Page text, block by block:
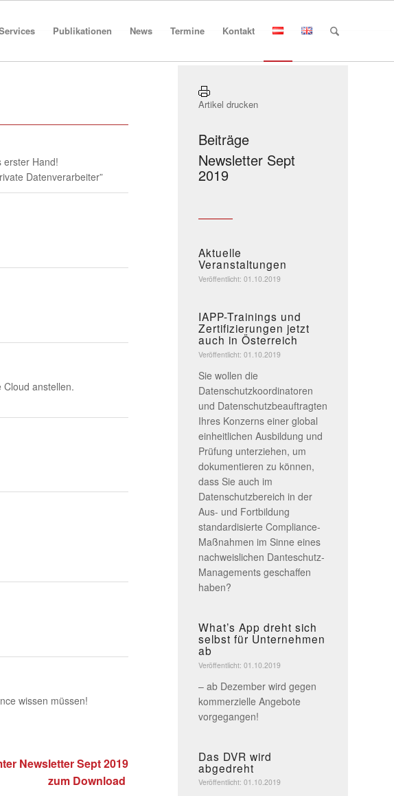
Publikationen News Termine Kontakt
erster Hand!
Datenverarbeiter”
anstellen.
wissen müssen!
Newsletter Sept 2019
zum Download
Artikel drucken
Beiträge
Newsletter Sept
2019
Aktuelle
Veranstaltungen
Veröffentlicht: 01.10.2019
IAPP-Trainings und
Zertifizierungen jetzt
auch in Österreich
Veröffentlicht: 01.10.2019
Sie wollen die
Datenschutzkoordinatoren
und Datenschutzbeauftragten
Ihres Konzerns einer global
einheitlichen Ausbildung und
Prüfung unterziehen, um
dokumentieren zu können,
dass Sie auch im
Datenschutzbereich in der
Aus- und Fortbildung
standardisierte Compliance-
Maßnahmen im Sinne eines
nachweislichen Danteschutz-
Managements geschaffen
haben?
What’s App dreht sich
selbst für Unternehmen
ab
Veröffentlicht: 01.10.2019
– ab Dezember wird gegen
kommerzielle Angebote
vorgegangen!
Das DVR wird
abgedreht
Veröffentlicht: 01.10.2019